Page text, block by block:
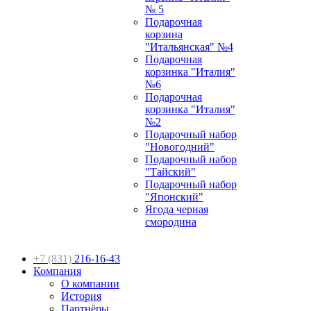
№ 5
Подарочная
корзина
"Итальянская" №4
Подарочная
корзинка "Италия"
№6
Подарочная
корзинка "Италия"
№2
Подарочный набор
"Новогодний"
Подарочный набор
"Тайский"
Подарочный набор
"Японский"
Ягода черная
смородина
+7 (831) 216-16-43
Компания
О компании
История
Партнёры